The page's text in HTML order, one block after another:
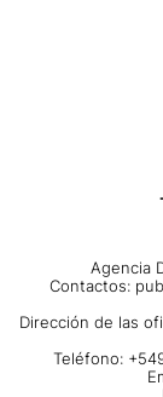
Agencia
Contactos:
Dirección de las
Teléfono: